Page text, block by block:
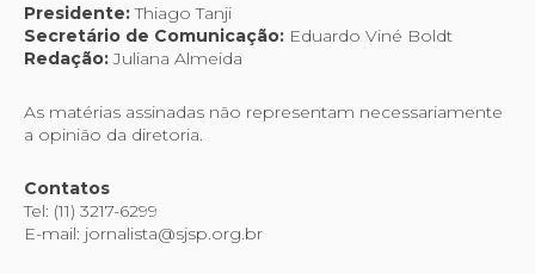
Presidente:Thiago Tanji
Secretário de Comunicação: Eduardo Viné Boldt
Redação:Juliana Almeida
As matérias assinadas não representam necessariamente
a opinião da diretoria.
Contatos
Tel: (11) 3217-6299
E-mail: jornalista@sjsp.org.br